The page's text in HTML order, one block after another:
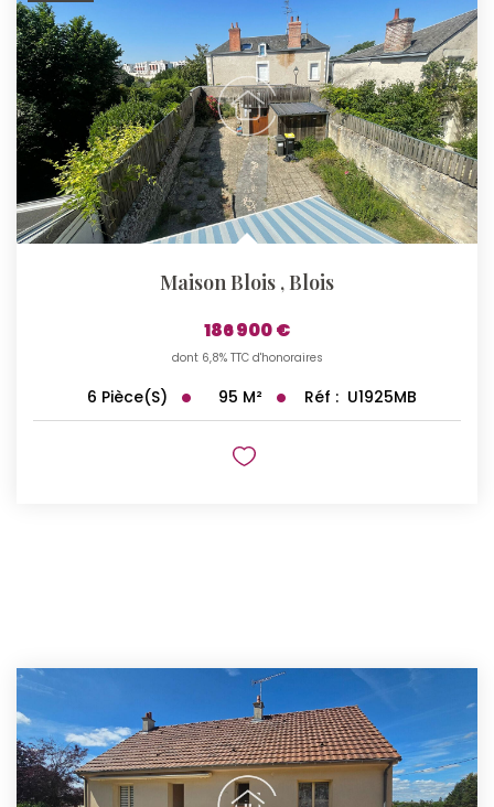
Maison Blois ,Blois
186 900 €
dont 6,8% TTC d'honoraires
6 Pièce(s) 95 M² Réf : U1925MB